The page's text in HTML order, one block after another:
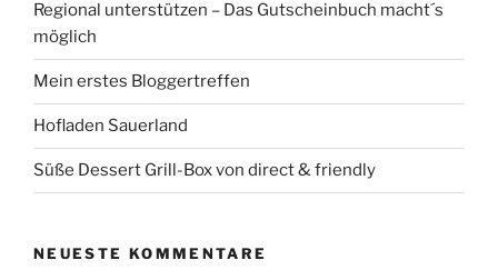
Regional unterstützen – Das Gutscheinbuch macht´s
möglich
Mein erstes Bloggertreffen
Hofladen Sauerland
Süße Dessert Grill-Box von direct & friendly
NEUESTE KOMMENTARE